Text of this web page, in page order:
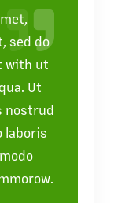
sed do
with ut
Ut
nostrud
laboris